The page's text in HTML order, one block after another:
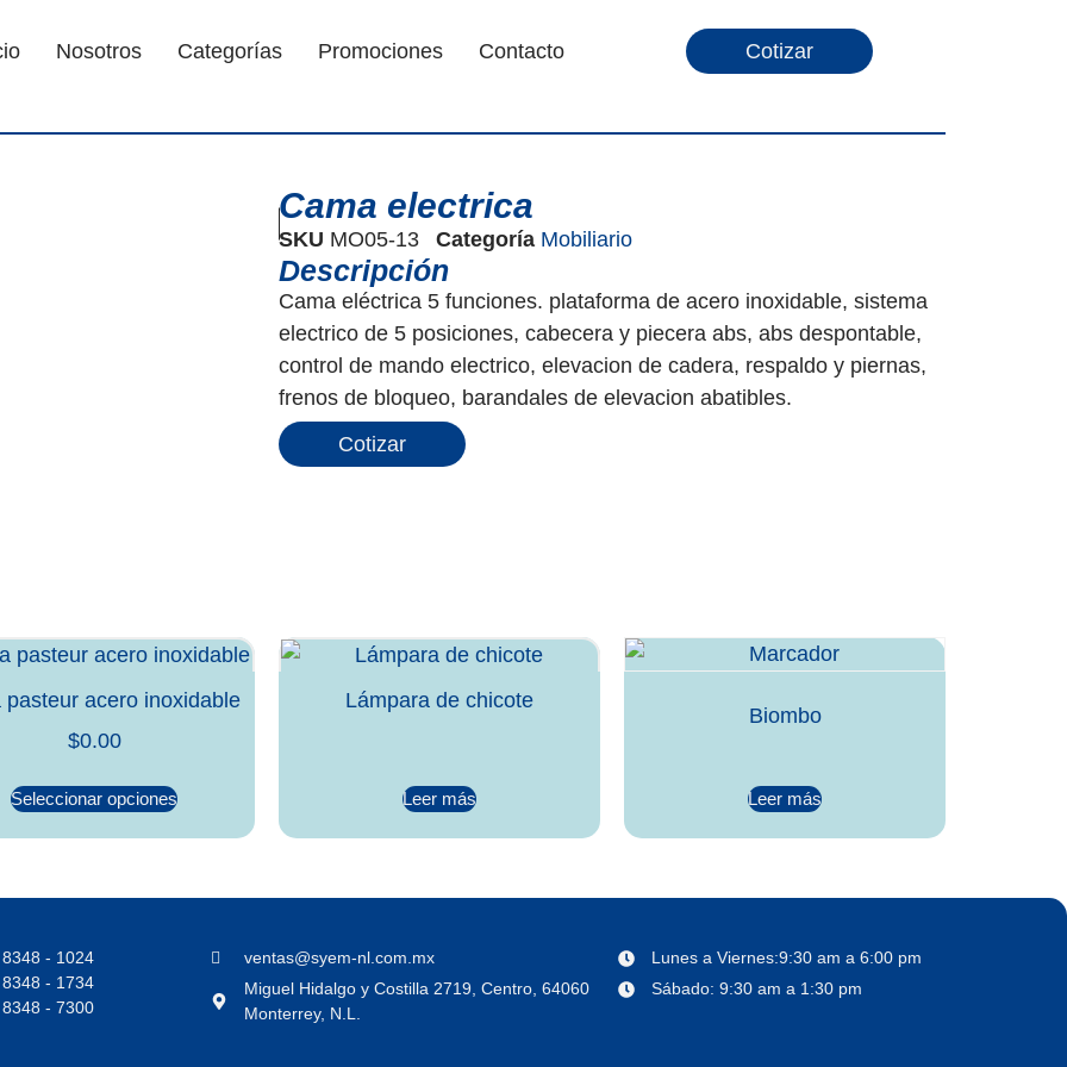
Nosotros Categorías Promociones Contacto Cotizar
Cama electrica
SKU MO05-13 Categoría Mobiliario
Descripción
Cama eléctrica 5 funciones. plataforma de acero inoxidable, sistema
electrico de 5 posiciones, cabecera y piecera abs, abs despontable,
control de mando electrico, elevacion de cadera, respaldo y piernas,
frenos de bloqueo, barandales de elevacion abatibles.
Cotizar
pasteur acero inoxidable
$0.00
Seleccionar opciones
Lámpara de chicote
Leer más
Biombo
Leer más
- 1024
- 1734
- 7300
ventas@syem-nl.com.mx
Miguel Hidalgo y Costilla 2719, Centro, 64060
Monterrey, N.L.
Lunes a Viernes:9:30 am a 6:00 pm
Sábado: 9:30 am a 1:30 pm